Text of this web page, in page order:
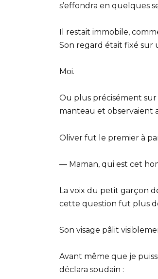
s’effondra en quelques
Il restait immobile,
Son regard était fixé sur
Moi.
Ou plus précisément sur
manteau et observaient
Oliver fut le premier à
— Maman, qui est cet
La voix du petit garçon
cette question fut plus
Son visage pâlit
Avant même que je
déclara soudain :